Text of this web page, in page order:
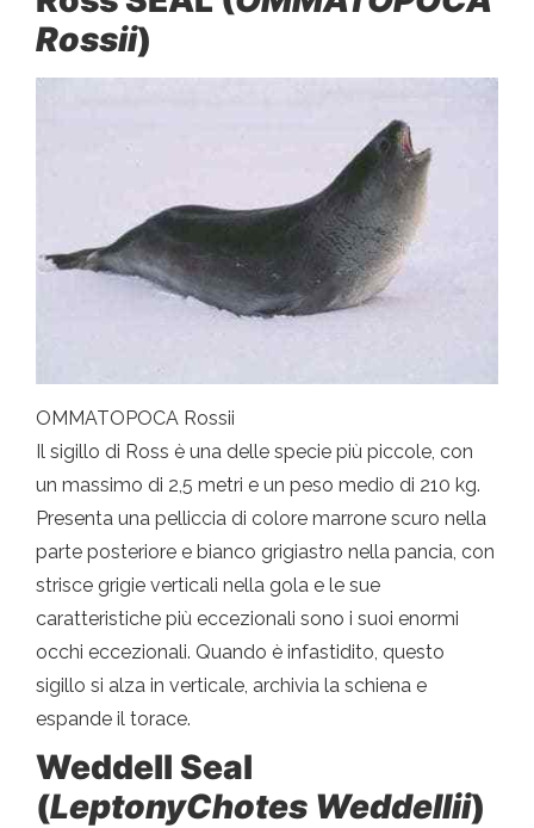
Rossii)
OMMATOPOCA Rossii
Il sigillo di Ross è una delle specie più piccole, con
un massimo di 2,5 metri e un peso medio di 210 kg.
Presenta una pelliccia di colore marrone scuro nella
parte posteriore e bianco grigiastro nella pancia, con
strisce grigie verticali nella gola e le sue
caratteristiche più eccezionali sono i suoi enormi
occhi eccezionali. Quando è infastidito, questo
sigillo si alza in verticale, archivia la schiena e
espande il torace.
Weddell Seal
(LeptonyChotes Weddellii)